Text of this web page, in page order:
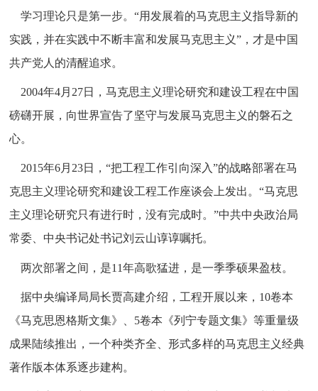
学习理论只是第一步。“用发展着的马克思主义指导新的
实践，并在实践中不断丰富和发展马克思主义”，才是中国
共产党人的清醒追求。
2004年4月27日，马克思主义理论研究和建设工程在中国
磅礴开展，向世界宣告了坚守与发展马克思主义的磐石之
心。
2015年6月23日，“把工程工作引向深入”的战略部署在马
克思主义理论研究和建设工程工作座谈会上发出。“马克思
主义理论研究只有进行时，没有完成时。”中共中央政治局
常委、中央书记处书记刘云山谆谆嘱托。
两次部署之间，是11年高歌猛进，是一季季硕果盈枝。
据中央编译局局长贾高建介绍，工程开展以来，10卷本
《马克思恩格斯文集》、5卷本《列宁专题文集》等重量级
成果陆续推出，一个种类齐全、形式多样的马克思主义经典
著作版本体系逐步建构。